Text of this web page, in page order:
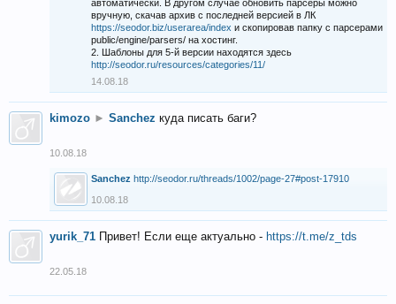
автоматически. В другом случае обновить парсеры можно
вручную, скачав архив с последней версией в ЛК
https://seodor.biz/userarea/index и скопировав папку с парсерами
public/engine/parsers/ на хостинг.
2. Шаблоны для 5-й версии находятся здесь
http://seodor.ru/resources/categories/11/
14.08.18
kimozo ► Sanchez куда писать баги?
10.08.18
Sanchez http://seodor.ru/threads/1002/page-27#post-17910
10.08.18
yurik_71 Привет! Если еще актуально - https://t.me/z_tds
22.05.18